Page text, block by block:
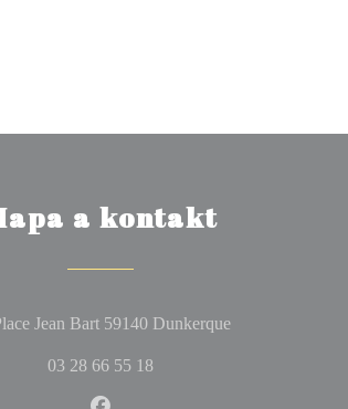
a kontakt
Jean Bart 59140 Dunkerque((otevře se v
03 28 66 55 18